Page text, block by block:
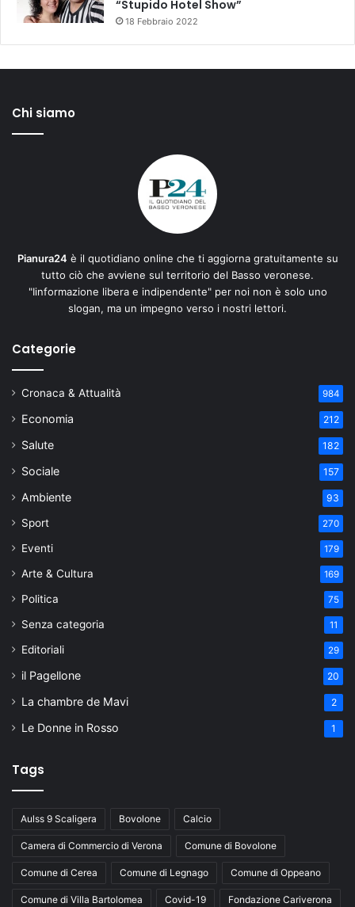
“Stupido Hotel Show”
18 Febbraio 2022
Chi siamo
Pianura24 è il quotidiano online che ti aggiorna gratuitamente su
tutto ciò che avviene sul territorio del Basso veronese.
"Iinformazione libera e indipendente" per noi non è solo uno
slogan, ma un impegno verso i nostri lettori.
Categorie
Cronaca & Attualità 984
Economia 212
Salute 182
Sociale 157
Ambiente 93
Sport 270
Eventi 179
Arte & Cultura 169
Politica 75
Senza categoria 11
Editoriali 29
il Pagellone 20
La chambre de Mavi 2
Le Donne in Rosso 1
Tags
Aulss 9 Scaligera Bovolone Calcio
Camera di Commercio di Verona Comune di Bovolone
Comune di Cerea Comune di Legnago Comune di Oppeano
Comune di Villa Bartolomea Covid-19 Fondazione Cariverona